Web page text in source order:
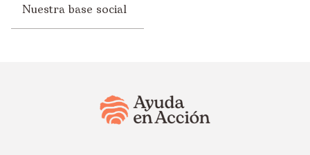
Nuestra base social